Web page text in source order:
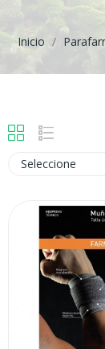
Inicio
Seleccione